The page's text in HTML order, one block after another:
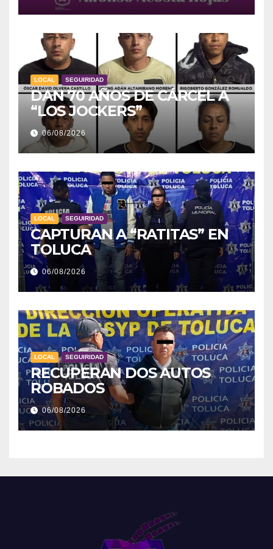
LOCAL SEGUIRIDAD
DAN 70 AÑOS DE CÁRCEL A
“LOS JOCKERS”
06/08/2026
LOCAL SEGUIRIDAD
CAPTURAN A “RATITAS” EN
TOLUCA
06/08/2026
LOCAL SEGUIRIDAD
RECUPERAN DOS AUTOS
ROBADOS
06/08/2026